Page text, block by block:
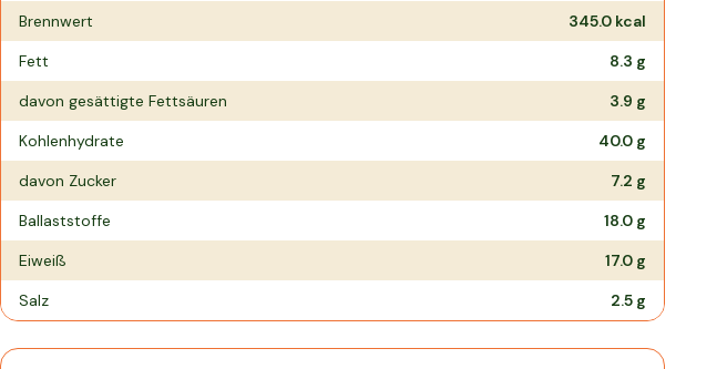
Brennwert
345.0 kcal
Fett
8.3 g
davon gesättigte Fettsäuren
3.9 g
Kohlenhydrate
40.0 g
davon Zucker
7.2 g
Ballaststoffe
18.0 g
Eiweiß
17.0 g
Salz
2.5 g